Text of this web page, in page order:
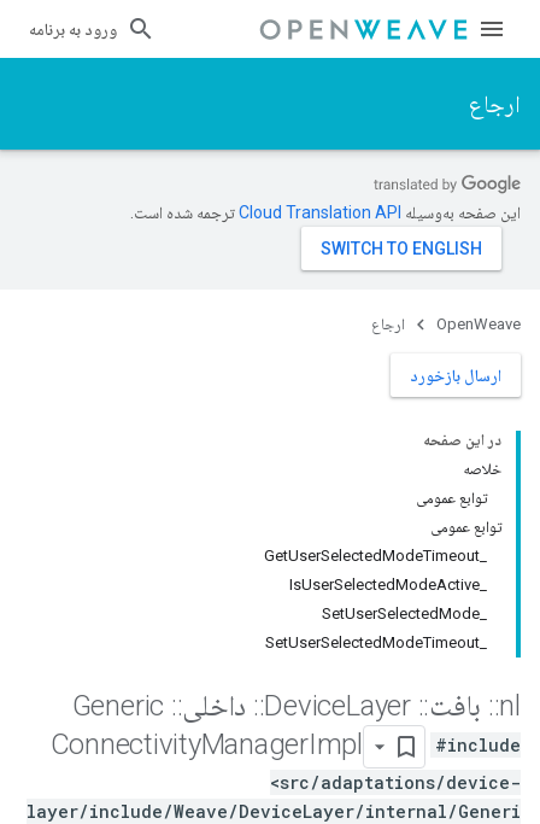
ورود به برنامه
ارجاع
این صفحه به‌وسیله ترجمه شده است.
OpenWeave ارجاع
ارسال بازخورد
در این صفحه
خلاصه
توابع عمومی
توابع عمومی
nl
:: بافت::
Device
Layer
:: داخلی::
ConnectivityManagerImpl
#include
<src/adaptations/device-
layer/include/Weave/DeviceLayer/internal/Generi